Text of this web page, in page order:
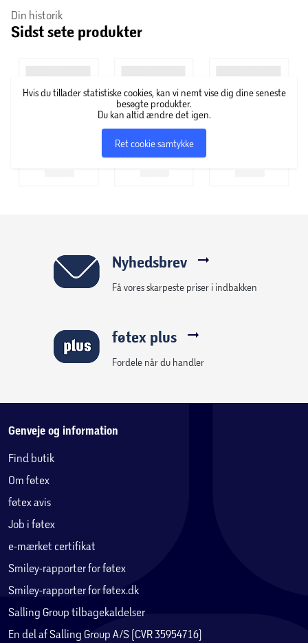
ikke garanteres.
Din historik
Sidst sete produkter
Hvis du tillader statistiske cookies, kan vi nemt vise dig dine seneste
besøgte produkter.
Du kan altid ændre det igen.
Ret cookie samtykke
Nyhedsbrev
Få vores skarpeste priser i indbakken
føtex plus
Fordele når du handler
Genveje og information
Find butik
Om føtex
føtex avis
Job i føtex
e-mærket certifikat
Smiley-rapporter for føtex
Smiley-rapporter for føtex.dk
Salling Group tilbagekaldelser
En del af Salling Group A/S (CVR 35954716)